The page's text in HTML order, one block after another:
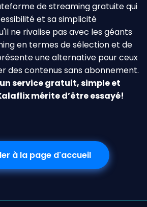
de streaming gratuite qui
et sa simplicité
ne rivalise pas avec les géants
en termes de sélection et de
une alternative pour ceux
des contenus sans abonnement.
service gratuit, simple et
mérite d’être essayé!
à la page d'accueil